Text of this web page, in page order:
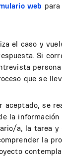
web
el caso y
Si
que se
aceptado, se
la
a, la tarea y
la